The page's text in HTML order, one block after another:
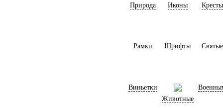
Природа Иконы Кресты
Рамки Шрифты Святые
Виньетки
Животные